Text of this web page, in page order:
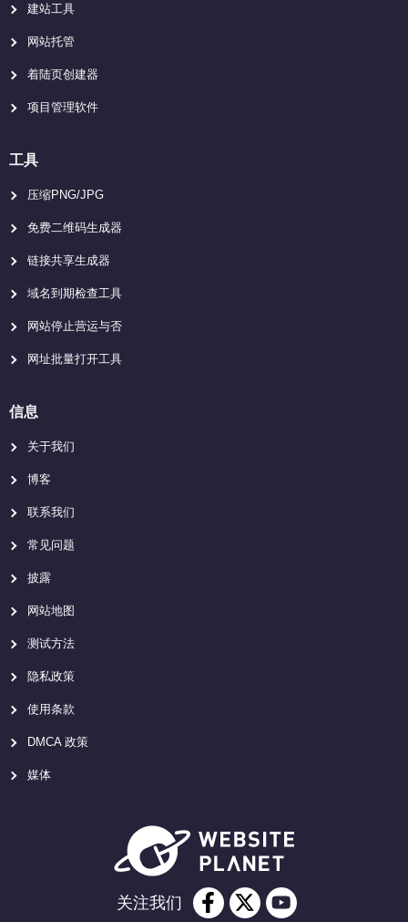
建站工具
网站托管
着陆页创建器
项目管理软件
工具
压缩PNG/JPG
免费二维码生成器
链接共享生成器
域名到期检查工具
网站停止营运与否
网址批量打开工具
信息
关于我们
博客
联系我们
常见问题
披露
网站地图
测试方法
隐私政策
使用条款
DMCA 政策
媒体
关注我们